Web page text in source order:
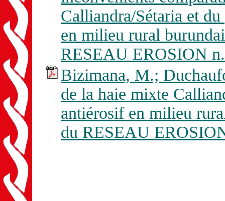
Calliandra/Sétaria et
en milieu rural
RESEAU EROSION
Bizimana, M.;
de la haie mixte
antiérosif en milieu
du RESEAU